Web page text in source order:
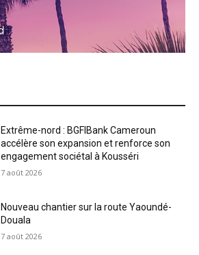
Extrême-nord : BGFIBank Cameroun
accélère son expansion et renforce son
engagement sociétal à Kousséri
7 août 2026
Nouveau chantier sur la route Yaoundé-
Douala
7 août 2026